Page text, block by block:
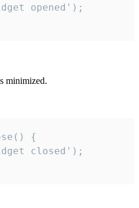
opened');
minimized.
{
closed');